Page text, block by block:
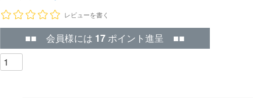
レビューを書く
■■ 会員様には 17 ポイント進呈 ■■